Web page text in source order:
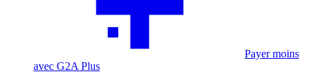
Payer moins
avec G2A Plus